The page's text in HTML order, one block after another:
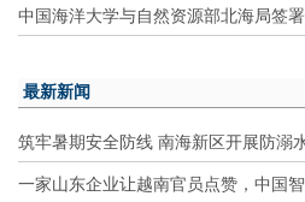
中国海洋大学与自然资源部北海局签
最新新闻
筑牢暑期安全防线 南海新区开展防溺
一家山东企业让越南官员点赞，中国